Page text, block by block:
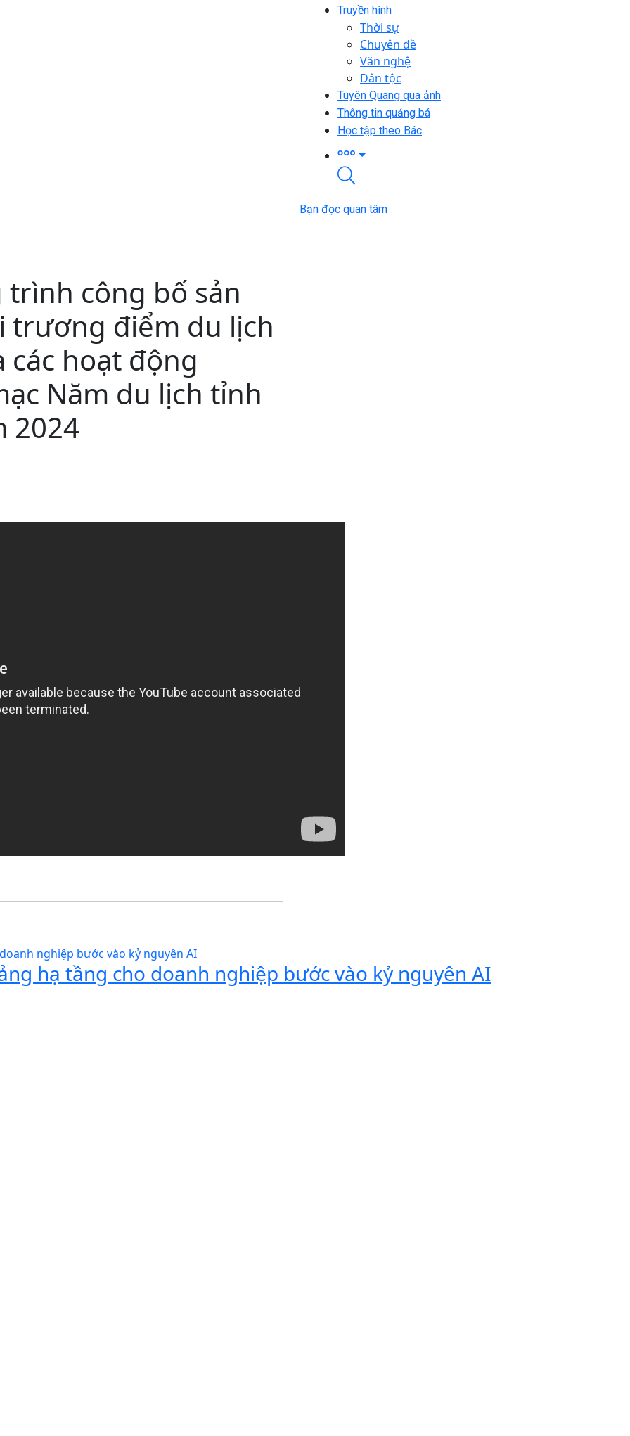
Truyền hình
Thời sự
Chuyên đề
Văn nghệ
Dân tộc
Tuyên Quang qua ảnh
Thông tin quảng bá
Học tập theo Bác
công bố sản
trương điểm du lịch
các hoạt động
Năm du lịch tỉnh
2024
Bạn đọc quan tâm
hạ tầng cho doanh nghiệp bước vào kỷ nguyên AI